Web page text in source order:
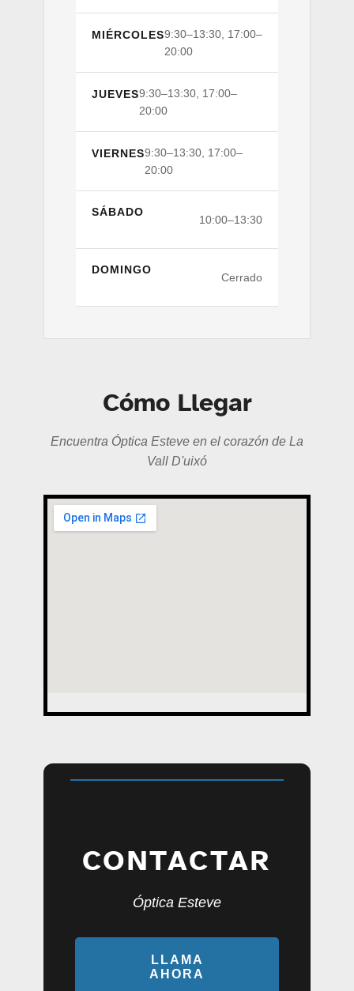
MIÉRCOLES9:30–13:30, 17:00–
20:00
JUEVES9:30–13:30, 17:00–
20:00
VIERNES9:30–13:30, 17:00–
20:00
SÁBADO
10:00–13:30
DOMINGO
Cerrado
Cómo Llegar
Encuentra Óptica Esteve en el corazón de La
Vall D'uixó
CONTACTAR
Óptica Esteve
LLAMA
AHORA